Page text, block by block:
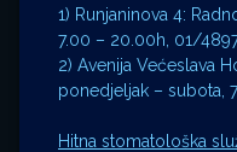
1) Runjaninova 4:
7.00 – 20.00h, 01/
2) Avenija Većeslava
ponedjeljak – subota,
Hitna stomatološka